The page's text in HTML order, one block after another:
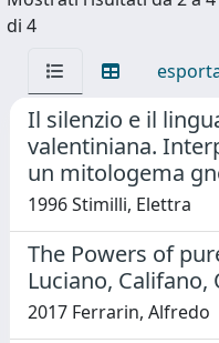
di 4
Il silenzio e il
valentiniana.
un mitologema
1996 Stimilli, Elettra
The Powers of
Luciano,
2017 Ferrarin, Alfredo